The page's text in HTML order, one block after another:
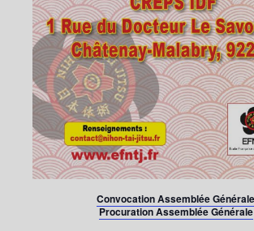
Convocation Assemblée Générale
Procuration Assemblée Générale